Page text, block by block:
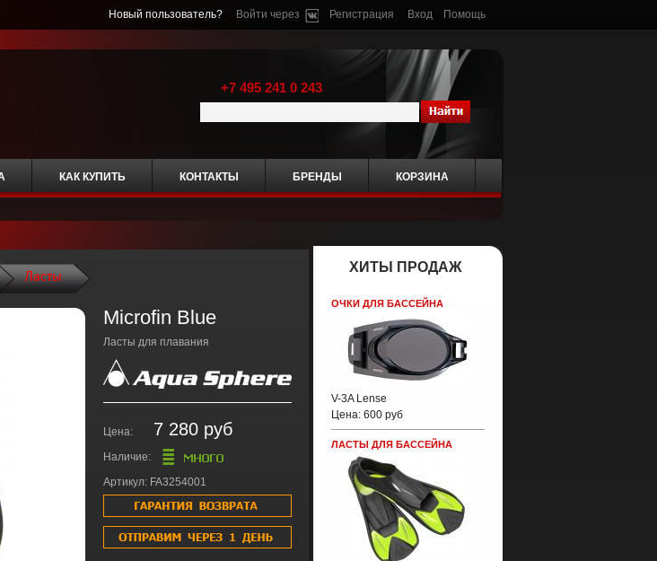
Новый пользователь? Войти через Регистрация Вход Помощь
+7 495 241 0 243
КАК КУПИТЬ КОНТАКТЫ БРЕНДЫ КОРЗИНА
ХИТЫ ПРОДАЖ
ОЧКИ ДЛЯ БАССЕЙНА
V-3A Lense
Цена: 600 руб
ЛАСТЫ ДЛЯ БАССЕЙНА
Ласты
Microfin Blue
Ласты для плавания
Цена: 7 280 руб
Наличие:
Артикул: FA3254001